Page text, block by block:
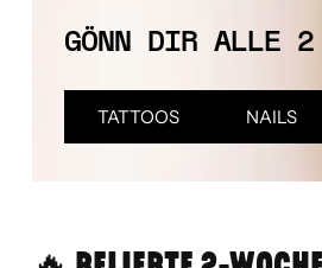
GÖNN DIR ALLE 2
TATTOOS NAILS